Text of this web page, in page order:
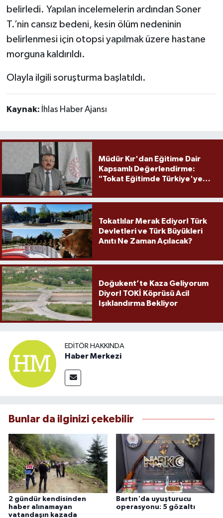
belirledi. Yapılan incelemelerin ardından Soner
T.’nin cansız bedeni, kesin ölüm nedeninin
belirlenmesi için otopsi yapılmak üzere hastane
morguna kaldırıldı.
Olayla ilgili soruşturma başlatıldı.
Kaynak: İhlas Haber Ajansı
Müdür Kır'dan Eğitime Dair
Kapsamlı Değerlendirme:
"Tokat Eğitimde Türkiye'ye
Tokatlılar Merak Ediyor! Türk
Devletleri ve Türk Büyükleri
Anıtı Ne Zaman Açılacak?
Doğukent’te Kaza Geliyorum
Diyor! TOKİ Köprüsü Acil
Işıklandırma Bekliyor
EDITÖR HAKKINDA
Haber Merkezi
Bunlar da ilginizi çekebilir
2 gündür kendisinden
haber alınamayan
vatandaşın kazada
Bartın'da uyuşturucu
operasyonu: 5 gözaltı